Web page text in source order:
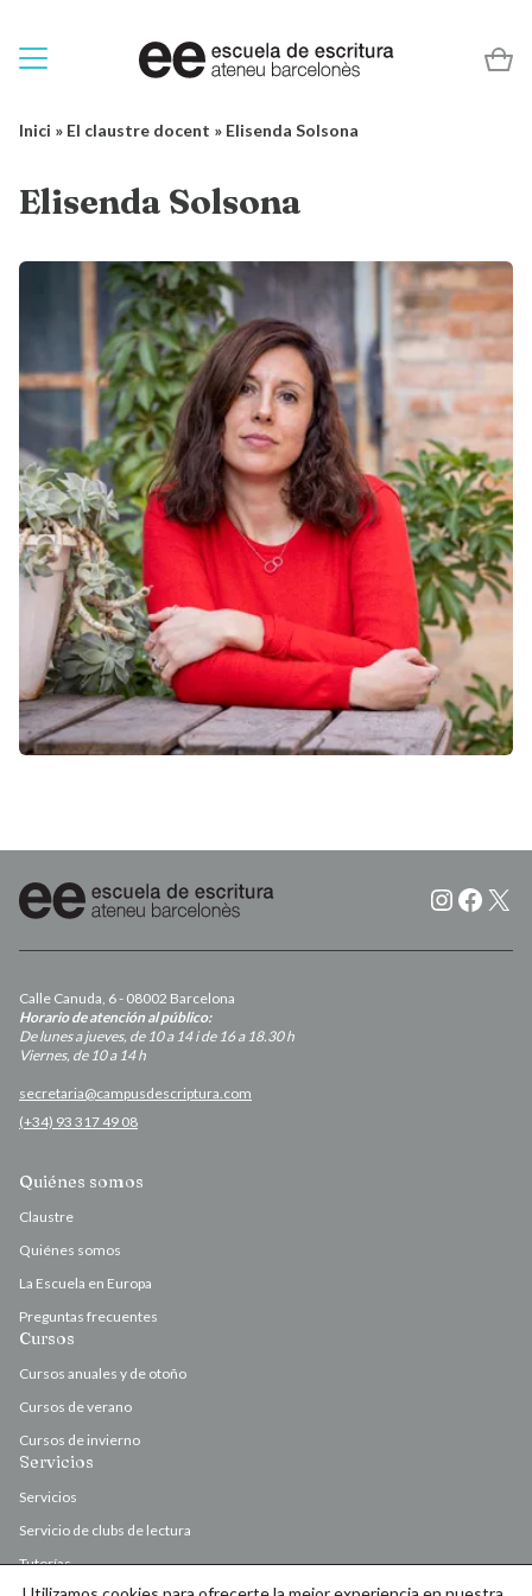
Inici » El claustre docent » Elisenda Solsona
Elisenda Solsona
X
Calle Canuda, 6 - 08002 Barcelona
Horario de atención al público:
De lunes a jueves, de 10 a 14 i de 16 a 18.30 h
Viernes, de 10 a 14 h
secretaria@campusdescriptura.com
(+34) 93 317 49 08
Quiénes somos
Claustre
Quiénes somos
La Escuela en Europa
Preguntas frecuentes
Cursos
Cursos anuales y de otoño
Cursos de verano
Cursos de invierno
Servicios
Servicios
Servicio de clubs de lectura
Tutorías